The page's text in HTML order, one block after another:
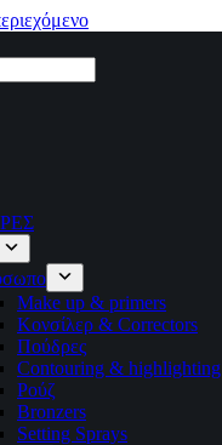
Make up & primers
Κονσίλερ & Correctors
Πούδρες
Contouring & highlighting
Ρούζ
Bronzers
Setting Sprays